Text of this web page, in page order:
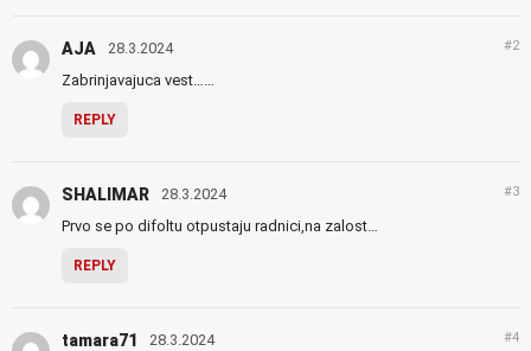
AJA 28.3.2024 #2
Zabrinjavajuca vest……
REPLY
SHALIMAR 28.3.2024 #3
Prvo se po difoltu otpustaju radnici,na zalost…
REPLY
tamara71 28.3.2024 #4